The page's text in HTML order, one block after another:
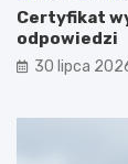
Certyfikat
odpowiedzi
30 lipca